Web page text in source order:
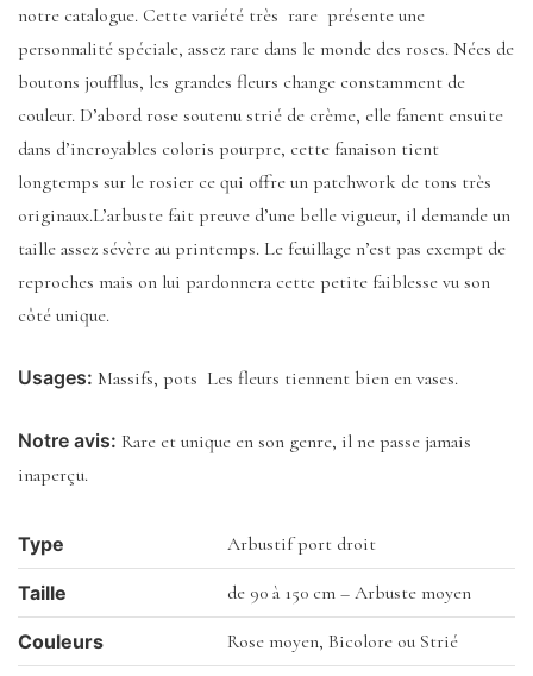
notre catalogue. Cette variété très rare présente une
personnalité spéciale, assez rare dans le monde des roses. Nées de
boutons joufflus, les grandes fleurs change constamment de
couleur. D’abord rose soutenu strié de crème, elle fanent ensuite
dans d’incroyables coloris pourpre, cette fanaison tient
longtemps sur le rosier ce qui offre un patchwork de tons très
originaux.L’arbuste fait preuve d’une belle vigueur, il demande un
taille assez sévère au printemps. Le feuillage n’est pas exempt de
reproches mais on lui pardonnera cette petite faiblesse vu son
côté unique.
Usages: Massifs, pots Les fleurs tiennent bien en vases.
Notre avis: Rare et unique en son genre, il ne passe jamais
inaperçu.
Type Arbustif port droit
Taille de 90 à 150 cm – Arbuste moyen
Couleurs Rose moyen, Bicolore ou Strié